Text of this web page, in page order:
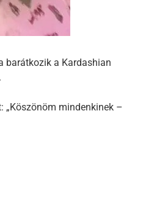
barátkozik a Kardashian
„Köszönöm mindenkinek –